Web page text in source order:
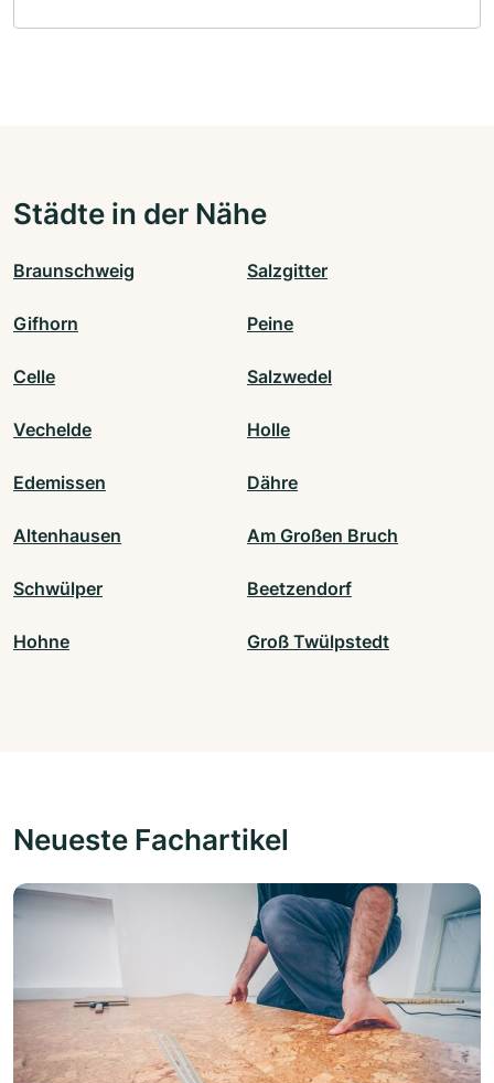
Städte in der Nähe
Braunschweig Salzgitter
Gifhorn Peine
Celle Salzwedel
Vechelde Holle
Edemissen Dähre
Altenhausen Am Großen Bruch
Schwülper Beetzendorf
Hohne Groß Twülpstedt
Neueste Fachartikel